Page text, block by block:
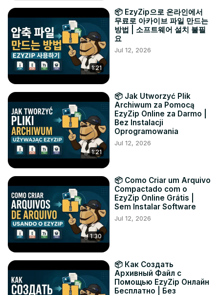
1:21
📦 EzyZip으로 온라인에서
무료로 아카이브 파일 만드는
방법 | 소프트웨어 설치 불필
요
Jul 12, 2026
1:21
📦 Jak Utworzyć Plik
Archiwum za Pomocą
EzyZip Online za Darmo |
Bez Instalacji
Oprogramowania
Jul 12, 2026
1:30
📦 Como Criar um Arquivo
Compactado com o
EzyZip Online Grátis |
Sem Instalar Software
Jul 12, 2026
📦 Как Создать
Архивный Файл с
Помощью EzyZip Онлайн
Бесплатно | Без